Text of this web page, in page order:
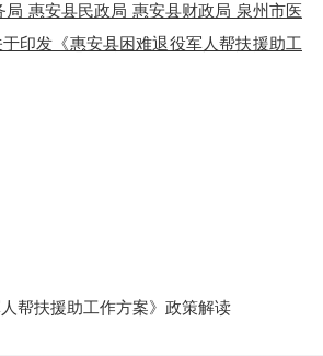
局 惠安县民政局 惠安县财政局 泉州市医
印发《惠安县困难退役军人帮扶援助工
人帮扶援助工作方案》政策解读